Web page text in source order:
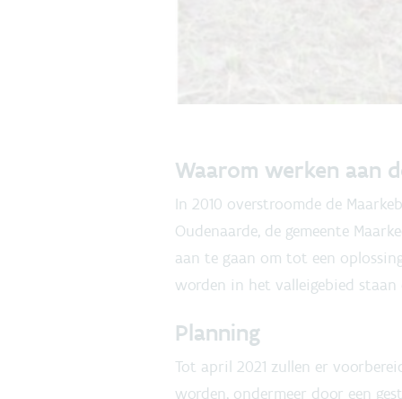
Waarom werken aan
In 2010 overstroomde de
Oudenaarde, de gemeente
aan te gaan om tot een
worden in het valleigebied
Planning
Tot april 2021 zullen er
worden, ondermeer door een